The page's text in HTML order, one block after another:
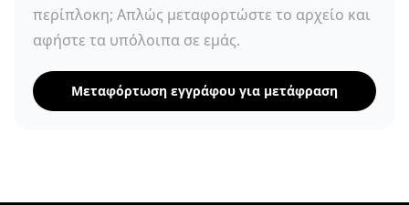
περίπλοκη; Απλώς μεταφορτώστε το αρχείο και
αφήστε τα υπόλοιπα σε εμάς.
Μεταφόρτωση εγγράφου για μετάφραση